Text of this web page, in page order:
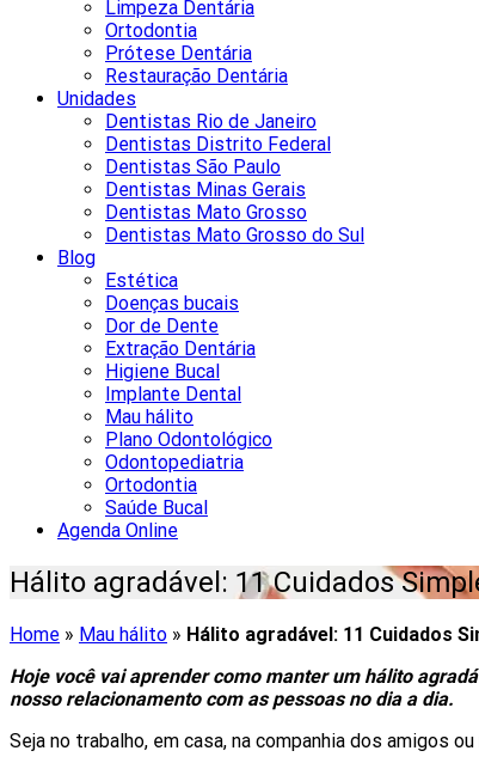
Limpeza Dentária
Ortodontia
Prótese Dentária
Restauração Dentária
Unidades
Dentistas Rio de Janeiro
Dentistas Distrito Federal
Dentistas São Paulo
Dentistas Minas Gerais
Dentistas Mato Grosso
Dentistas Mato Grosso do Sul
Blog
Estética
Doenças bucais
Dor de Dente
Extração Dentária
Higiene Bucal
Implante Dental
Mau hálito
Plano Odontológico
Odontopediatria
Ortodontia
Saúde Bucal
Agenda Online
Hálito agradável: 11 Cuidados
Home » Mau hálito » Hálito agradável: 11 Cuidados
Hoje você vai aprender como manter um hálito
nosso relacionamento com as pessoas no dia a dia.
Seja no trabalho, em casa, na companhia dos amigos